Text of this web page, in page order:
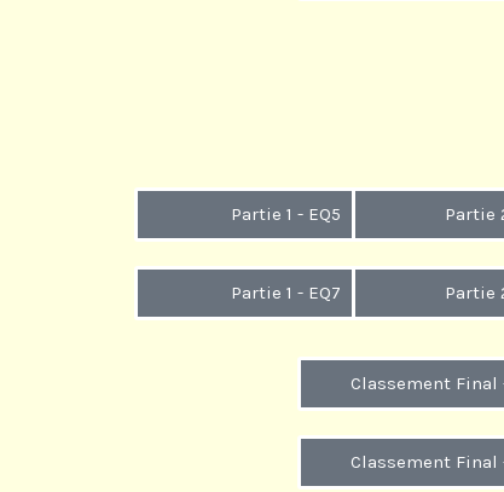
Partie 1 - EQ5 Partie
Partie 1 - EQ7 Partie
Classement Final
Classement Final